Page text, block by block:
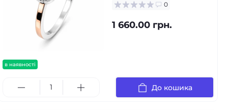
в наявності
0
1 660.00 грн.
До кошика